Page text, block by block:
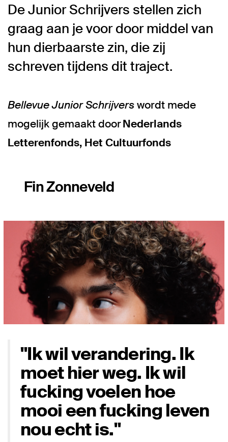
De Junior Schrijvers stellen zich
graag aan je voor door middel van
hun dierbaarste zin, die zij
schreven tijdens dit traject.
Bellevue Junior Schrijverswordt mede
mogelijk gemaakt doorNederlands
Letterenfonds, Het Cultuurfonds
Fin Zonneveld
"Ik wil verandering. Ik
moet hier weg. Ik wil
fucking voelen hoe
mooi een fucking leven
nou echt is."